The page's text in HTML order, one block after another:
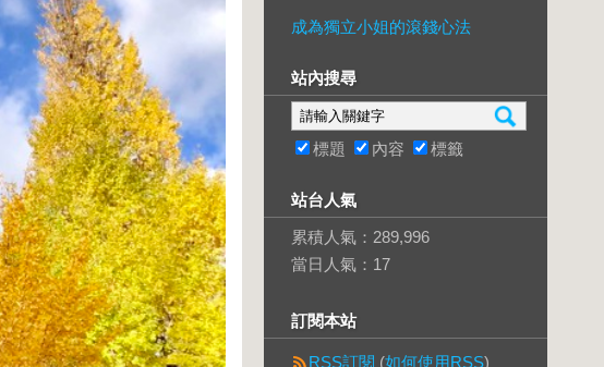
成為獨立小姐的滾錢心法
站內搜尋
標題 內容 標籤
站台人氣
累積人氣： 289,996
當日人氣： 17
訂閱本站
RSS訂閱 (如何使用RSS)